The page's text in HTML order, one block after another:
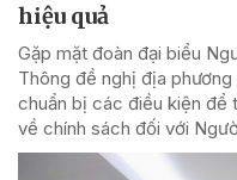
hiệu quả
Gặp mặt đoàn đại biểu
Thông đề nghị địa
chuẩn bị các điều kiện để
về chính sách đối với